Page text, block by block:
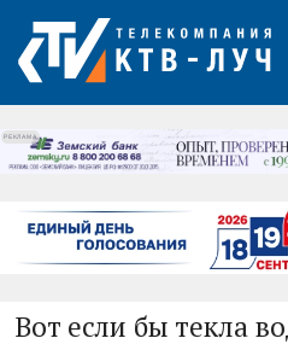
РЕКЛАМА
Вот если бы текла